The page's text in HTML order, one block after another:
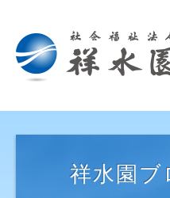
祥水園ブ